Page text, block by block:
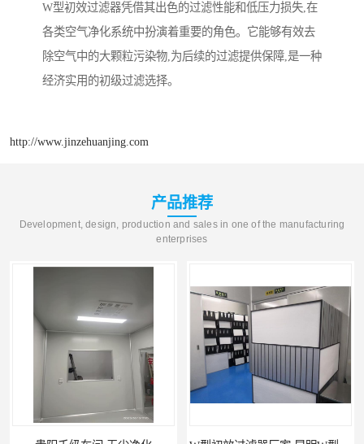
W型初效过滤器凭借其出色的过滤性能和低压力损失,在
各类空气净化系统中扮演着重要的角色。它能够有效去
除空气中的大颗粒污染物,为后续的过滤提供保障,是一种
经济实用的初级过滤选择。
http://www.jinzehuanjing.com
产品推荐
Development, design, production and sales in one of the manufacturing
enterprises